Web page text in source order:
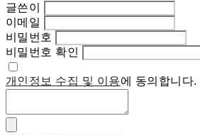
글쓴이
이메일
비밀번호
비밀번호 확인
개인정보 수집 및 이용에 동의합니다.